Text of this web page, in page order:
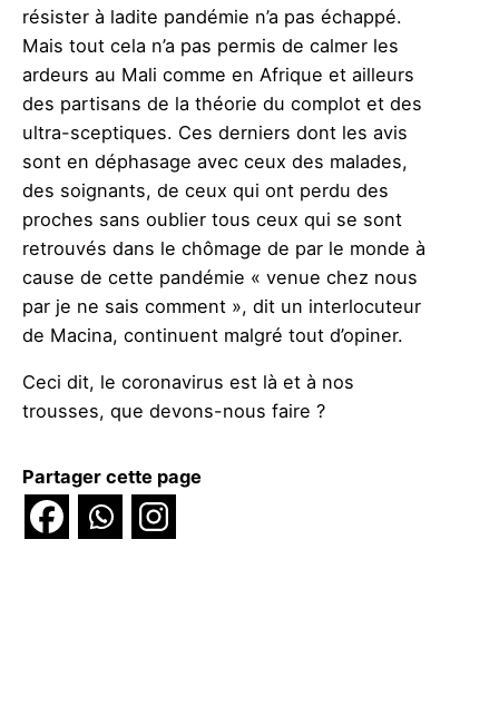
résister à ladite pandémie n’a pas échappé.
Mais tout cela n’a pas permis de calmer les
ardeurs au Mali comme en Afrique et ailleurs
des partisans de la théorie du complot et des
ultra-sceptiques. Ces derniers dont les avis
sont en déphasage avec ceux des malades,
des soignants, de ceux qui ont perdu des
proches sans oublier tous ceux qui se sont
retrouvés dans le chômage de par le monde à
cause de cette pandémie « venue chez nous
par je ne sais comment », dit un interlocuteur
de Macina, continuent malgré tout d’opiner.
Ceci dit, le coronavirus est là et à nos
trousses, que devons-nous faire ?
Partager cette page